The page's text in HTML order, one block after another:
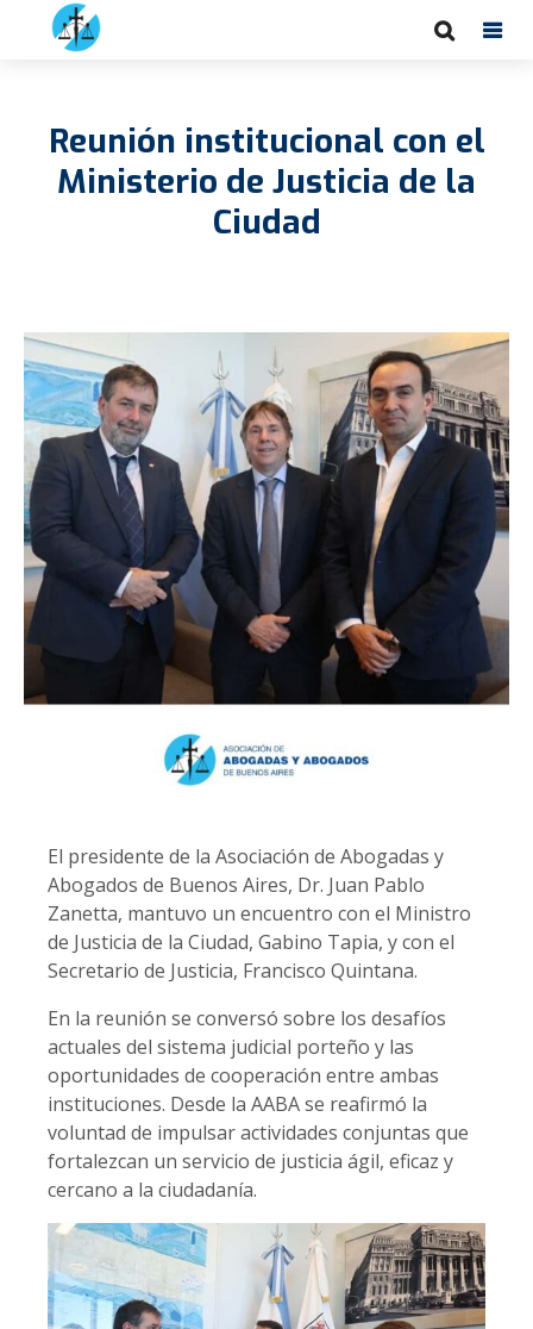
Reunión institucional con el
Ministerio de Justicia de la
Ciudad
El presidente de la Asociación de Abogadas y
Abogados de Buenos Aires, Dr. Juan Pablo
Zanetta, mantuvo un encuentro con el Ministro
de Justicia de la Ciudad, Gabino Tapia, y con el
Secretario de Justicia, Francisco Quintana.
En la reunión se conversó sobre los desafíos
actuales del sistema judicial porteño y las
oportunidades de cooperación entre ambas
instituciones. Desde la AABA se reafirmó la
voluntad de impulsar actividades conjuntas que
fortalezcan un servicio de justicia ágil, eficaz y
cercano a la ciudadanía.